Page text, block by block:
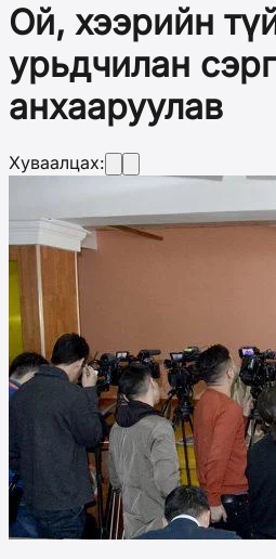
Ой, хээрийн
урьдчилан
анхааруулав
Хуваалцах: